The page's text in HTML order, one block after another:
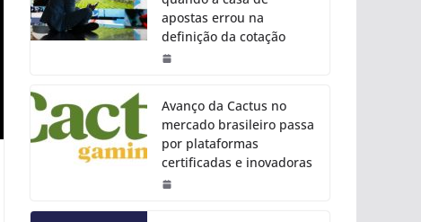
apostas errou na
definição da cotação
Avanço da Cactus no
mercado brasileiro passa
por plataformas
certificadas e inovadoras